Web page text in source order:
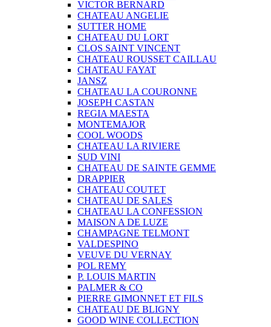
VICTOR BERNARD
CHATEAU ANGELIE
SUTTER HOME
CHATEAU DU LORT
CLOS SAINT VINCENT
CHATEAU ROUSSET CAILLAU
CHATEAU FAYAT
JANSZ
CHATEAU LA COURONNE
JOSEPH CASTAN
REGIA MAESTA
MONTEMAJOR
COOL WOODS
CHATEAU LA RIVIERE
SUD VINI
CHATEAU DE SAINTE GEMME
DRAPPIER
CHATEAU COUTET
CHATEAU DE SALES
CHATEAU LA CONFESSION
MAISON A DE LUZE
CHAMPAGNE TELMONT
VALDESPINO
VEUVE DU VERNAY
POL REMY
P. LOUIS MARTIN
PALMER & CO
PIERRE GIMONNET ET FILS
CHATEAU DE BLIGNY
GOOD WINE COLLECTION